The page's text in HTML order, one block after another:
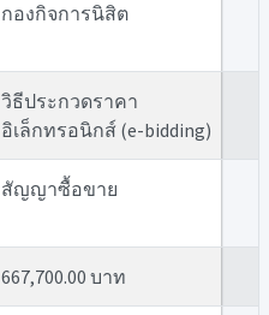
กองกิจการนิสิต
วิธีประกวดราคา
อิเล็กทรอนิกส์ (e-bidding)
สัญญาซื้อขาย
667,700.00 บาท